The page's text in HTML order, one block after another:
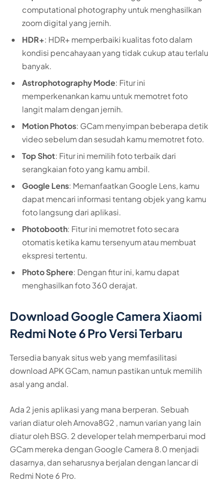
computational photography untuk menghasilkan
zoom digital yang jernih.
HDR+: HDR+ memperbaiki kualitas foto dalam
kondisi pencahayaan yang tidak cukup atau terlalu
banyak.
Astrophotography Mode: Fitur ini
memperkenankan kamu untuk memotret foto
langit malam dengan jernih.
Motion Photos: GCam menyimpan beberapa detik
video sebelum dan sesudah kamu memotret foto.
Top Shot: Fitur ini memilih foto terbaik dari
serangkaian foto yang kamu ambil.
Google Lens: Memanfaatkan Google Lens, kamu
dapat mencari informasi tentang objek yang kamu
foto langsung dari aplikasi.
Photobooth: Fitur ini memotret foto secara
otomatis ketika kamu tersenyum atau membuat
ekspresi tertentu.
Photo Sphere: Dengan fitur ini, kamu dapat
menghasilkan foto 360 derajat.
Download Google Camera Xiaomi
Redmi Note 6 Pro Versi Terbaru
Tersedia banyak situs web yang memfasilitasi
download APK GCam, namun pastikan untuk memilih
asal yang andal.
Ada 2 jenis aplikasi yang mana berperan. Sebuah
varian diatur oleh Arnova8G2 , namun varian yang lain
diatur oleh BSG. 2 developer telah memperbarui mod
GCam mereka dengan Google Camera 8.0 menjadi
dasarnya, dan seharusnya berjalan dengan lancar di
Redmi Note 6 Pro.